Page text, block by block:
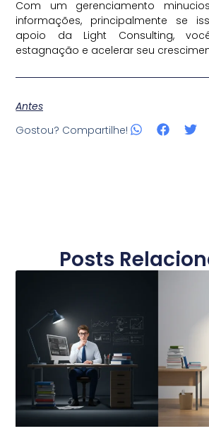
Com um gerenciamento
informações, principalmente se
apoio da Light Consulting,
estagnação e acelerar seu
Antes
Gostou? Compartilhe!
Posts